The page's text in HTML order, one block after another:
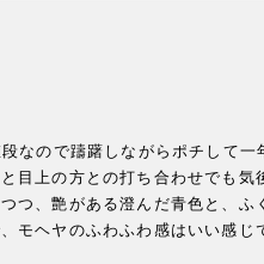
なので躊躇しながらポチして
目上の方との打ち合わせでも気
つ、艶がある澄んだ青色と、
モヘヤのふわふわ感はいい感じ